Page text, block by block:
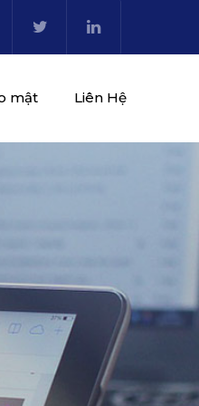
mật Liên Hệ